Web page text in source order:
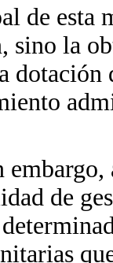
de esta
sino la
dotación
de